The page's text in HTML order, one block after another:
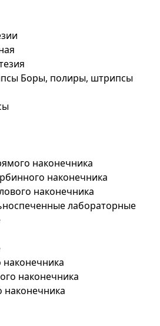
Боры, полиры, штрипсы
наконечника
наконечника
наконечника
лабораторные
наконечника
наконечника